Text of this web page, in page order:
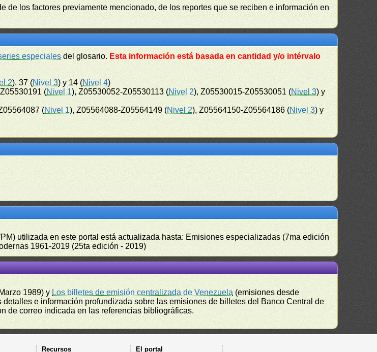
de los factores previamente mencionado, de los reportes que se reciben e información en
especiales del glosario. Esta información está basada en cantidad y/o intérvalo
2), 37 (Nivel 3) y 14 (Nivel 4)
(Nivel 1), Z05530052-Z05530113 (Nivel 2), Z05530015-Z05530051 (Nivel 3) y
(Nivel 1), Z05564088-Z05564149 (Nivel 2), Z05564150-Z05564186 (Nivel 3) y
utilizada en este portal está actualizada hasta: Emisiones especializadas (7ma edición
1961-2019 (25ta edición - 2019)
1989) y Los billetes de emisión centralizada de Venezuela (emisiones desde
e información profundizada sobre las emisiones de billetes del Banco Central de
de correo indicada en las referencias bibliográficas.
Recursos El portal